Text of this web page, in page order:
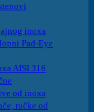
inoxa
Pad-Eye
AISI 316
od inoxa
ručke od